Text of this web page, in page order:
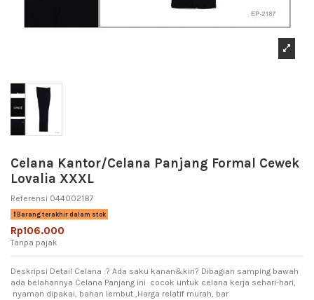
Celana Kantor/Celana Panjang Formal Cewek
Lovalia XXXL
Referensi 044002187
Barang terakhir dalam stok
Rp106.000
Tanpa pajak
Deskripsi Detail Celana :? Ada saku kanan&kiri? Dibagian samping bawah
ada belahannya Celana Panjang ini cocok untuk celana kerja sehari-hari,
nyaman dipakai, bahan lembut ,Harga relatif murah, bar